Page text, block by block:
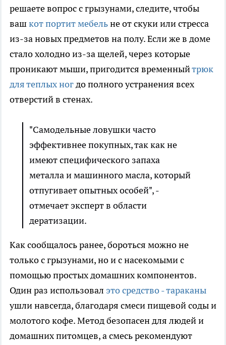
решаете вопрос с грызунами, следите, чтобы
вашкот портит мебельне от скуки или стресса
из-за новых предметов на полу. Если же в доме
стало холодно из-за щелей, через которые
проникают мыши, пригодится временныйтрюк
для теплых ногдо полного устранения всех
отверстий в стенах.
"Самодельные ловушки часто
эффективнее покупных, так как не
имеют специфического запаха
металла и машинного масла, который
отпугивает опытных особей", -
отмечает эксперт в области
дератизации.
Как сообщалось ранее, бороться можно не
только с грызунами, но и с насекомыми с
помощью простых домашних компонентов.
Один раз использовал это средство - тараканы
ушли навсегда, благодаря смеси пищевой соды и
молотого кофе. Метод безопасен для людей и
домашних питомцев, а смесь рекомендуют